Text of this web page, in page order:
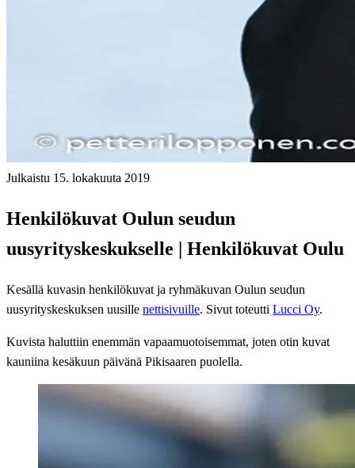
Julkaistu 15. lokakuuta 2019
Henkilökuvat Oulun seudun
uusyrityskeskukselle | Henkilökuvat Oulu
Kesällä kuvasin henkilökuvat ja ryhmäkuvan Oulun seudun
uusyrityskeskuksen uusille nettisivuille. Sivut toteutti Lucci Oy.
Kuvista haluttiin enemmän vapaamuotoisemmat, joten otin kuvat
kauniina kesäkuun päivänä Pikisaaren puolella.